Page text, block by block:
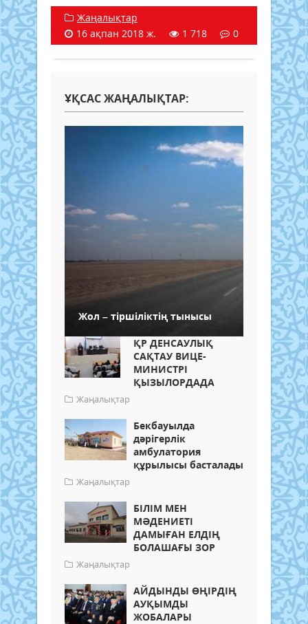
Жаңалықтар
16 ақпан 2018 ж.
1 718 0
ҰҚСАС ЖАҢАЛЫҚТАР:
Жол – тіршіліктің тынысы
ҚР ДЕНСАУЛЫҚ
САҚТАУ ВИЦЕ-
МИНИСТРІ
ҚЫЗЫЛОРДАДА
Жаңалықтар
Бекбауылда
дәрігерлік
амбулатория
құрылысы басталады
Жаңалықтар
БІЛІМ МЕН
МӘДЕНИЕТІ
ДАМЫҒАН ЕЛДІҢ
БОЛАШАҒЫ ЗОР
Жаңалықтар
АЙДЫНДЫ ӨҢІРДІҢ
АУҚЫМДЫ
ЖОБАЛАРЫ